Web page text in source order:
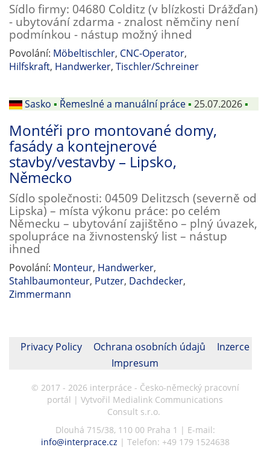
Sídlo firmy: 04680 Colditz (v blízkosti Drážďan)
- ubytování zdarma - znalost němčiny není
podmínkou - nástup možný ihned
Povolání: Möbeltischler, CNC-Operator,
Hilfskraft, Handwerker, Tischler/Schreiner
Sasko ▪ Řemeslné a manuální práce▪ 25.07.2026▪
Montéři pro montované domy,
fasády a kontejnerové
stavby/vestavby – Lipsko,
Německo
Sídlo společnosti: 04509 Delitzsch (severně od
Lipska) – místa výkonu práce: po celém
Německu – ubytování zajištěno – plný úvazek,
spolupráce na živnostenský list – nástup
ihned
Povolání: Monteur, Handwerker,
Stahlbaumonteur, Putzer, Dachdecker,
Zimmermann
Privacy Policy Ochrana osobních údajů
Inzerce
Impresum
© 2017 - 2026 interpráce - Česko-německý pracovní
portál | Vytvořil Medialink Communications
Consult s.r.o.
Dlouhá 715/38, 110 00 Praha 1 | E-mail:
info@interprace.cz | Telefon: +49 179 1524638